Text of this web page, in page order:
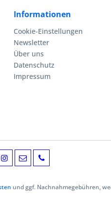
Informationen
Cookie-Einstellungen
Newsletter
Über uns
Datenschutz
Impressum
und ggf. Nachnahmegebühren,